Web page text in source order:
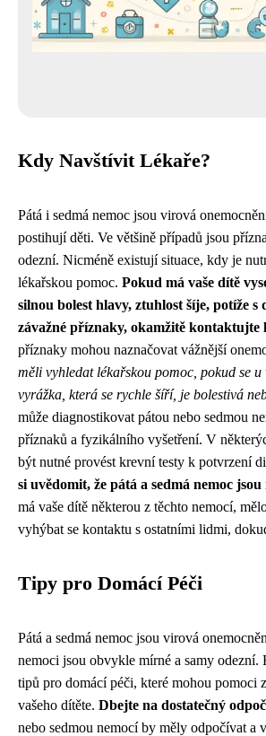
Kdy Navštívit Lékaře?
Pátá i sedmá nemoc jsou virová
postihují děti. Ve většině případů jsou
odezní. Nicméně existují situace, kdy je
lékařskou pomoc. Pokud má vaše dítě
silnou bolest hlavy, ztuhlost šíje, potíže s
závažné příznaky, okamžitě kontaktujte
příznaky mohou naznačovat vážnější
měli vyhledat lékařskou pomoc, pokud se u
vyrážka, která se rychle šíří, je bolestivá
může diagnostikovat pátou nebo sedmou
příznaků a fyzikálního vyšetření. V
být nutné provést krevní testy k potvrzení
si uvědomit, že pátá a sedmá nemoc
má vaše dítě některou z těchto nemocí,
vyhýbat se kontaktu s ostatními lidmi,
Tipy pro Domácí Péči
Pátá a sedmá nemoc jsou virová
nemoci jsou obvykle mírné a samy odezní.
tipů pro domácí péči, které mohou pomoci
vašeho dítěte. Dbejte na dostatečný
nebo sedmou nemocí by měly odpočívat a